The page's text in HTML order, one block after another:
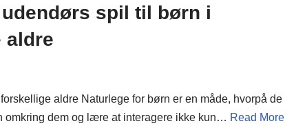
spil til børn i
aldre
aldre Naturlege for børn er en måde, hvorpå de
omkring dem og lære at interagere ikke kun… Read More